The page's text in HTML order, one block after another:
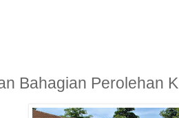
Bahagian Perolehan